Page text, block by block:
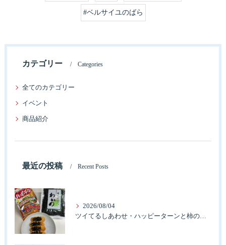
#ベルサイユのばら
カテゴリー Categories
全てのカテゴリー
イベント
商品紹介
最近の投稿 Recent Posts
2026/08/04
ツイてるしあわせ・ハッピーターンと柿の種とそふとわかめふりかけとタコふりかけ・ハッピーコラボレーション